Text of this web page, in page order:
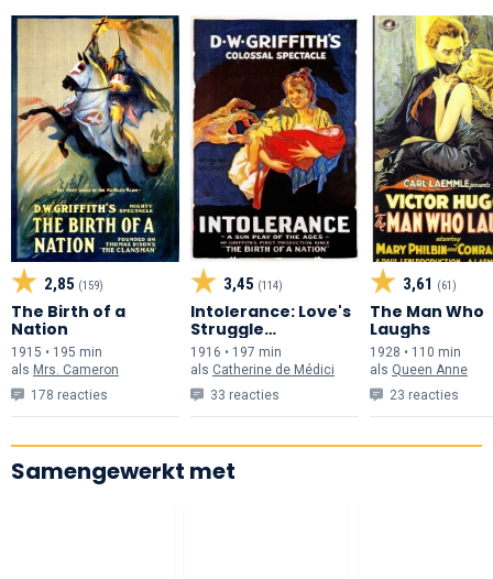
2,85 (159)
The Birth of a
Nation
1915 • 195 min
als Mrs. Cameron
178 reacties
3,45 (114)
Intolerance: Love's
Struggle
Throughout the
Ages
1916 • 197 min
als Catherine de Médici
33 reacties
3,61 (61)
The Man Who
Laughs
1928 • 110 min
als Queen Anne
23 reacties
Samengewerkt met